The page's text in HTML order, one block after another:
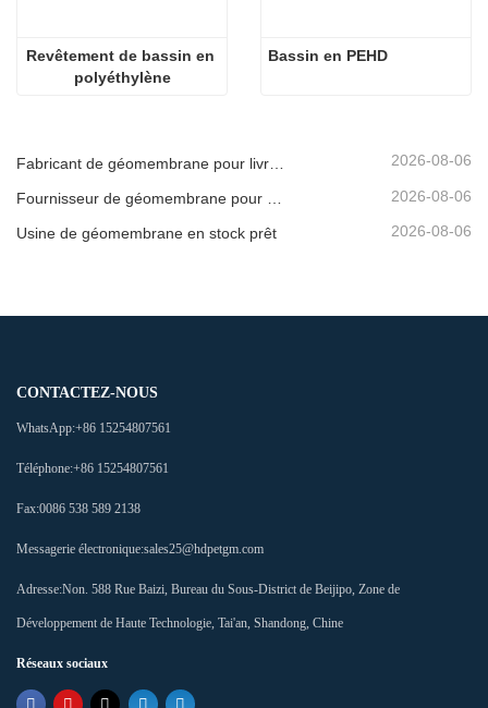
Revêtement de bassin en
polyéthylène
Bassin en PEHD
2026-08-06
2026-08-06
Usine de géomembrane en stock prêt 2026-08-06
CONTACTEZ-NOUS
WhatsApp:+86 15254807561
Téléphone:+86 15254807561
Fax:0086 538 589 2138
Messagerie électronique:sales25@hdpetgm.com
Adresse:Non. 588 Rue Baizi, Bureau du Sous-District de Beijipo, Zone de
Développement de Haute Technologie, Tai'an, Shandong, Chine
Réseaux sociaux